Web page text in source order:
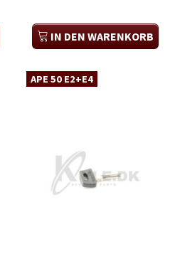
IN DEN WARENKORB
APE 50 E2+E4